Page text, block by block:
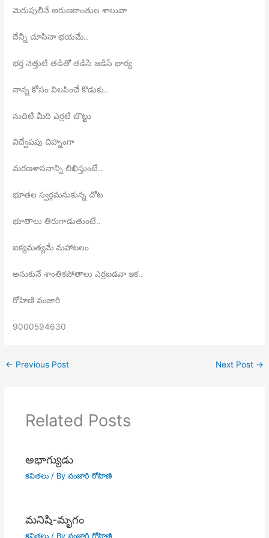
మెరుపులీనే అరుణకాంతుల శాలువా
దేన్నీ చూసినా భయమే..
భర్త నెత్తుటి తడితో తడిసి జడిసే భార్య
నాన్న కోసం విలపించే కొడుకు..
నుదిటి మీది ఎర్రటి బొట్టు
విద్వేషపు చిహ్నంగా
మరణశాసనాన్ని లిఖిస్తుంటే..
భూతల స్వర్గమనుకున్న చోట
భూతాలు తిరుగాడుతుంటే..
ఐక్యమత్యమే మహాబలం
అనుకునే శాంతికపోతాలు ఎర్రబడవా ఇక..
రోహిణి వంజారి
9000594630
← Previous Post Next Post →
Related Posts
అభాగ్యుడు
కవితలు/ By వంజారి రోహిణి
మనిషి-మృగం
కవితలు/ By వంజారి రోహిణి